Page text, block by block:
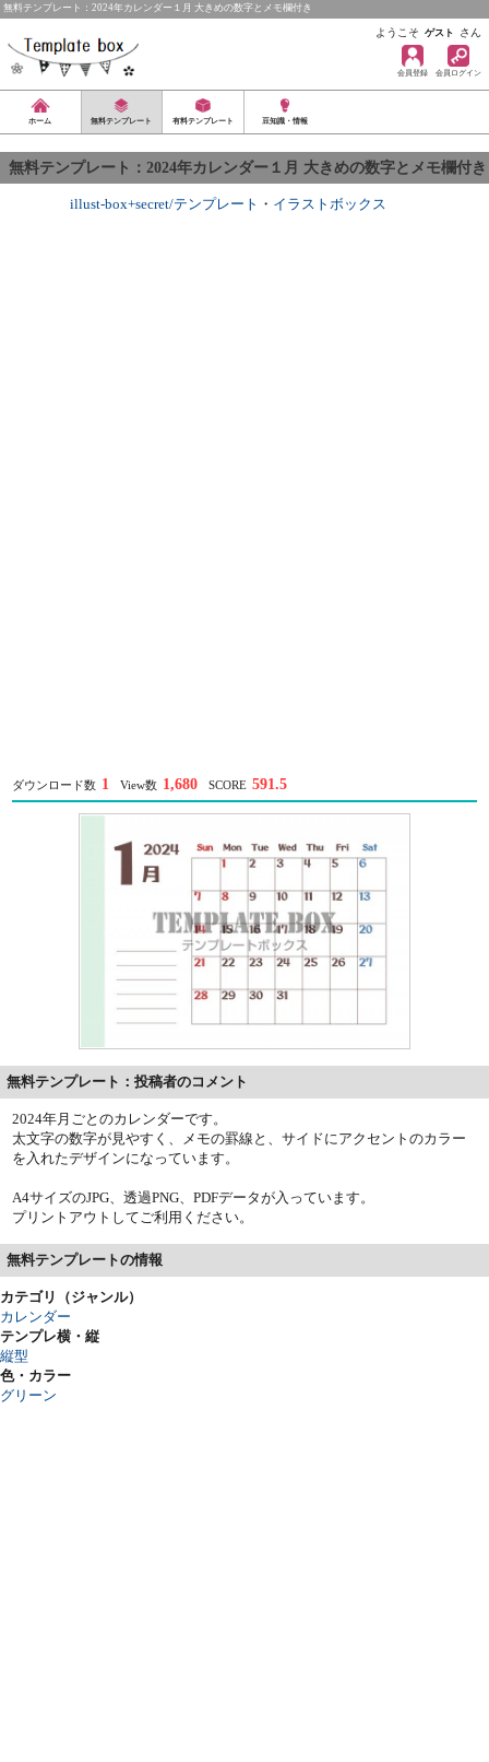
無料テンプレート：2024年カレンダー１月 大きめの数字とメモ欄付き
ようこそ ゲスト さん
会員登録 会員ログイン
ホーム 無料テンプレート 有料テンプレート 豆知識・情報
無料テンプレート：2024年カレンダー１月 大きめの数字とメモ欄付き
illust-box+secret/テンプレート ・ イラストボックス
ダウンロード数 1 View数 1,680 SCORE 591.5
無料テンプレート：投稿者のコメント
2024年月ごとのカレンダーです。
太文字の数字が見やすく、メモの罫線と、サイドにアクセントのカラー
を入れたデザインになっています。
A4サイズのJPG、透過PNG、PDFデータが入っています。
プリントアウトしてご利用ください。
無料テンプレートの情報
カテゴリ（ジャンル）
カレンダー
テンプレ横・縦
縦型
色・カラー
グリーン